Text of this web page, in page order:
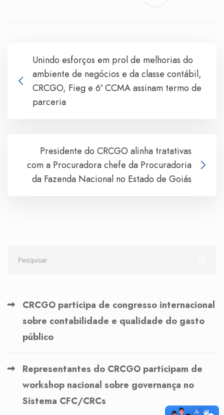
Unindo esforços em prol de melhorias do
ambiente de negócios e da classe contábil,
CRCGO, Fieg e 6ª CCMA assinam termo de
parceria
Presidente do CRCGO alinha tratativas
com a Procuradora chefe da Procuradoria
da Fazenda Nacional no Estado de Goiás
CRCGO participa de congresso internacional
sobre contabilidade e qualidade do gasto
público
Representantes do CRCGO participam de
workshop nacional sobre governança no
Sistema CFC/CRCs